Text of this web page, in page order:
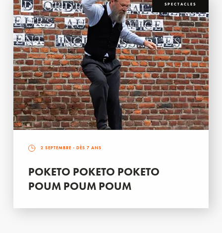
SPECTACLES
2 SEPTEMBRE - DÈS 7 ANS
POKETO POKETO POKETO
POUM POUM POUM